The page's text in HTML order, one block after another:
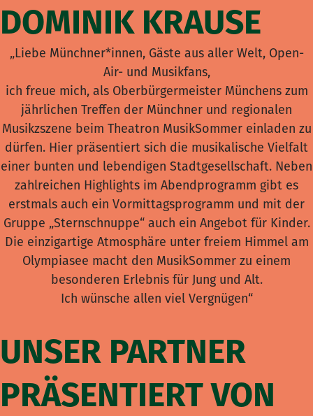
DOMINIK KRAUSE
„Liebe Münchner*innen, Gäste aus aller Welt, Open-
Air- und Musikfans,
ich freue mich, als Oberbürgermeister Münchens zum
jährlichen Treffen der Münchner und regionalen
Musikzszene beim Theatron MusikSommer einladen zu
dürfen. Hier präsentiert sich die musikalische Vielfalt
einer bunten und lebendigen Stadtgesellschaft. Neben
zahlreichen Highlights im Abendprogramm gibt es
erstmals auch ein Vormittagsprogramm und mit der
Gruppe „Sternschnuppe“ auch ein Angebot für Kinder.
Die einzigartige Atmosphäre unter freiem Himmel am
Olympiasee macht den MusikSommer zu einem
besonderen Erlebnis für Jung und Alt.
Ich wünsche allen viel Vergnügen“
UNSER PARTNER
PRÄSENTIERT VON